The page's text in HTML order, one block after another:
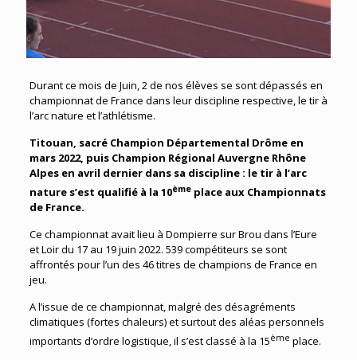
Durant ce mois de Juin, 2 de nos élèves se sont dépassés en
championnat de France dans leur discipline respective, le tir à
l’arc nature et l’athlétisme.
Titouan, sacré Champion Départemental Drôme en
mars 2022, puis Champion Régional Auvergne Rhône
Alpes en avril dernier dans sa discipline : le tir à l’arc
nature s’est qualifié à la 10èmeplace aux Championnats
de France.
Ce championnat avait lieu à Dompierre sur Brou dans l’Eure
et Loir du 17 au 19 juin 2022. 539 compétiteurs se sont
affrontés pour l’un des 46 titres de champions de France en
jeu.
A l’issue de ce championnat, malgré des désagréments
climatiques (fortes chaleurs) et surtout des aléas personnels
importants d’ordre logistique, il s’est classé à la 15ème place.